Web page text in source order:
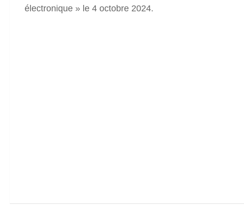
électronique » le 4 octobre 2024.